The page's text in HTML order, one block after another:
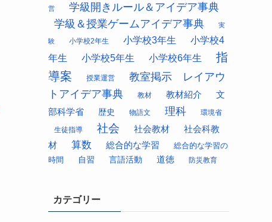
営
学級開きルール＆アイデア事典
学級＆授業ゲームアイデア事典
実
験 小学校2年生 小学校3年生
小学校4
年生
小学校5年生 小学校6年生
指
導案
授業運営
教室掲示 レイアウ
トアイデア事典
教材 教材紹介
文
部科学省
歴史 物語文 理科 環境省
生徒指導 社会 社会教材
社会科教
材
算数 総合的な学習
総合的な学習の
時間
自習 言語活動 道徳 防災教育
カテゴリー